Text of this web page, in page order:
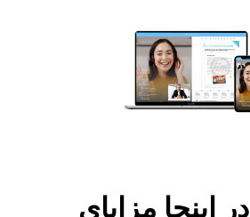
در اینجا مزایای